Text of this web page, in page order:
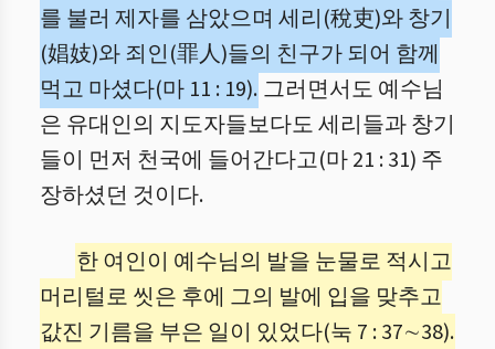
를 불러 제자를 삼았으며 세리(稅吏)와 창기
(娼妓)와 죄인(罪人)들의 친구가 되어 함께
먹고 마셨다(마 11 : 19). 그러면서도 예수님
은 유대인의 지도자들보다도 세리들과 창기
들이 먼저 천국에 들어간다고(마 21 : 31) 주
장하셨던 것이다.
한 여인이 예수님의 발을 눈물로 적시고
머리털로 씻은 후에 그의 발에 입을 맞추고
값진 기름을 부은 일이 있었다(눅 7 : 37∼38).